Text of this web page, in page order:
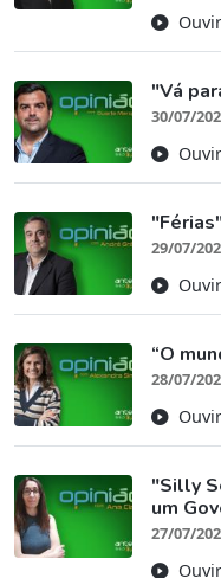
"Vá
30/07/
29/07/
“O
28/07/
"Silly
um
27/07/